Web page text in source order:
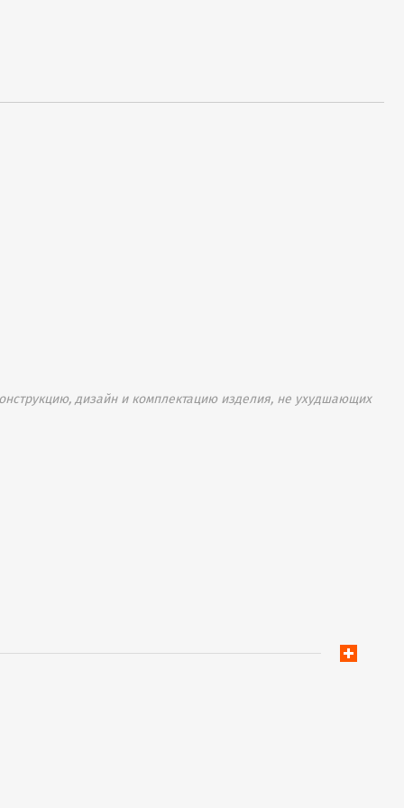
дизайн и комплектацию изделия, не ухудшающих